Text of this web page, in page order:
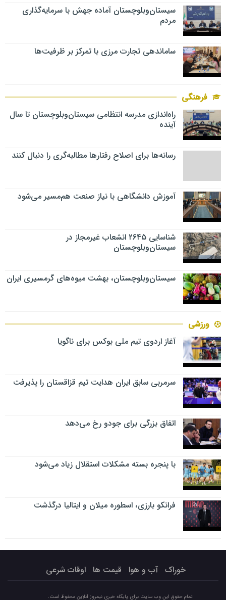
سیستان‌وبلوچستان آماده جهش با سرمایه‌گذاری
مردم
ساماندهی تجارت مرزی با تمرکز بر ظرفیت‌ها
فرهنگی
راه‌اندازی مدرسه انتظامی سیستان‌وبلوچستان تا سال
آینده
رسانه‌ها برای اصلاح رفتارها مطالبه‌گری را دنبال کنند
آموزش دانشگاهی با نیاز صنعت هم‌مسیر می‌شود
شناسایی ۲۶۴۵ انشعاب غیرمجاز در
سیستان‌وبلوچستان
سیستان‌وبلوچستان، بهشت میوه‌های گرمسیری ایران
ورزشی
آغاز اردوی تیم ملی بوکس برای ناگویا
سرمربی سابق ایران هدایت تیم قزاقستان را پذیرفت
اتفاق بزرگی برای جودو رخ می‌دهد
با پنجره بسته مشکلات استقلال زیاد می‌شود
فرانکو بارزی، اسطوره میلان و ایتالیا درگذشت
خوراک آب و هوا قیمت ها اوقات شرعی
تمام حقوق این وب سایت برای پایگاه خبری نیمروز آنلاین محفوظ است.